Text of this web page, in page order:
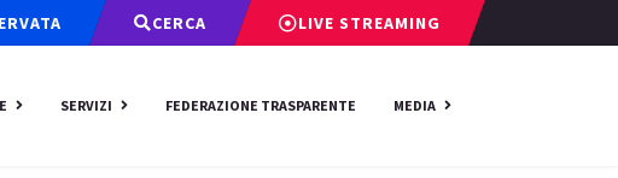
CERCA LIVE STREAMING
SERVIZI FEDERAZIONE TRASPARENTE MEDIA